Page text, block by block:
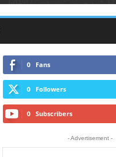
0 Fans
0 Followers
0 Subscribers
- Advertisement -